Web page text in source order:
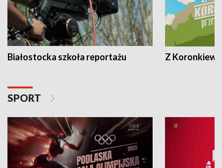
Białostocka szkoła reportażu Z
SPORT